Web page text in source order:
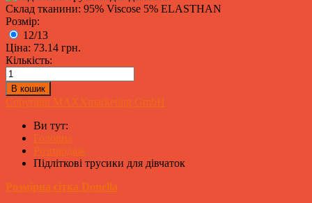
Склад тканини: 95% Viscose 5% ELASTHAN
Розмір:
12/13
Ціна: 73.14 грн.
Кількість:
Copyright MAXXmarketing GmbH
Ви тут:
Головна
Розпродаж
Підліткові трусики для дівчаток
Розмірна сітка Donella